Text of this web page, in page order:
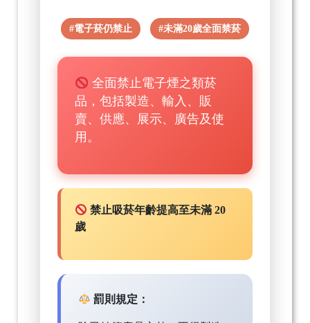
#電子菸仍禁止 #未滿20歲全面禁菸
全面禁止電子煙之類菸
品，包括製造、輸入、販
賣、供應、展示、廣告及使
用。
禁止吸菸年齡提高至未滿 20
歲
罰則規定：